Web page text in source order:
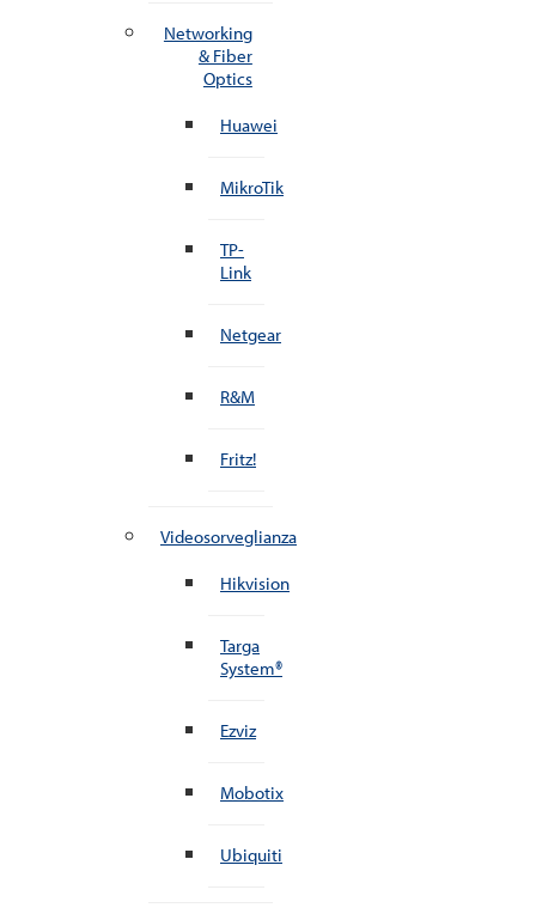
Networking
& Fiber
Optics
Huawei
MikroTik
TP-
Link
Netgear
R&M
Fritz!
Videosorveglianza
Hikvision
Targa
System®
Ezviz
Mobotix
Ubiquiti